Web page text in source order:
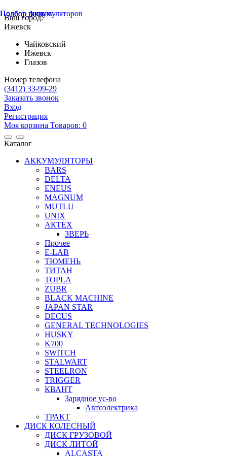
Ваш город:
Ижевск
Чайковский
Ижевск
Глазов
Номер телефона
(3412) 33-99-29
Заказать звонок
Вход
Регистрация
Mоя корзина Товаров: 0
Каталог
АККУМУЛЯТОРЫ
BARS
DELTA
ENEUS
MAGNUM
MUTLU
UNIX
АКТЕХ
ЗВЕРЬ
Прочее
E-LAB
ТЮМЕНЬ
ТИТАН
TOPLA
ZUBR
BLACK MACHINE
JAPAN STAR
DECUS
GENERAL TECHNOLOGIES
HUSKY
K700
SWITCH
STALWART
STEELRON
TRIGGER
КВАНТ
Зарядное ус-во
Автоэлектрика
ТРАКТ
ДИСК КОЛЕСНЫЙ
ДИСК ГРУЗОВОЙ
ДИСК ЛИТОЙ
ALCASTA
Подбор шин
Подбор дисков
Подбор Аккумуляторов